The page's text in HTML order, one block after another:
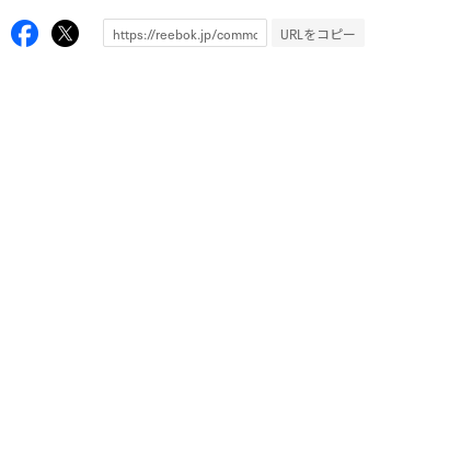
URLをコピー